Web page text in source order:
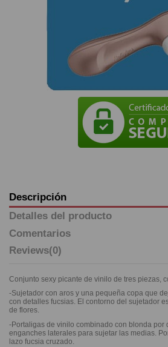
Descripción
Detalles del producto
Comentarios
Reviews(0)
Conjunto sexy picante de vinilo de tres piezas,
-Sujetador con aros y una pequeña copa que
con detalles fucsias. El contorno del sujetador
de flores.
-Portaligas de vinilo combinado con blonda por
enganches laterales para sujetar las medias.
lazo fucsia cruzado.